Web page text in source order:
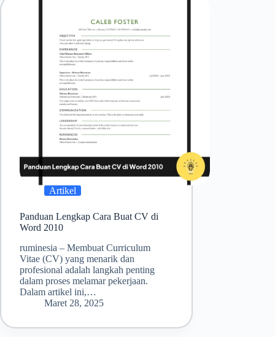
Artikel
Panduan Lengkap Cara Buat CV di
Word 2010
ruminesia – Membuat Curriculum
Vitae (CV) yang menarik dan
profesional adalah langkah penting
dalam proses melamar pekerjaan.
Dalam artikel ini,…
Maret 28, 2025